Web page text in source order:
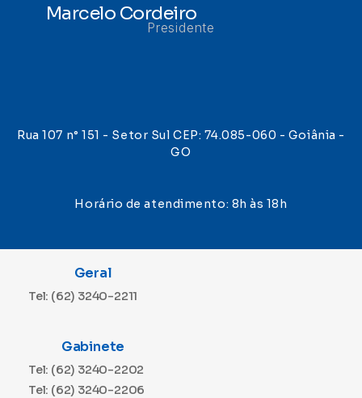
Marcelo Cordeiro
Presidente
Rua 107 n° 151 - Setor Sul CEP: 74.085-060 - Goiânia -
GO
Horário de atendimento: 8h às 18h
Geral
Tel: (62) 3240-2211
Gabinete
Tel: (62) 3240-2202
Tel: (62) 3240-2206